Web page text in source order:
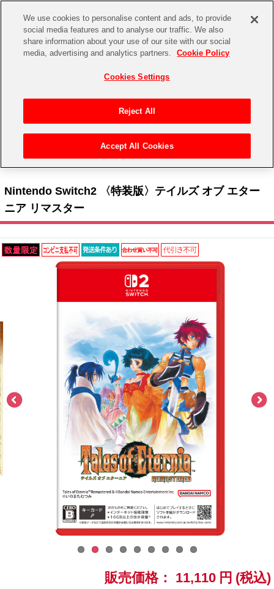
CHANNEL STORE EVENT
ゲーム
ASOBI STAGE
プレミアム会員とは
アイドルマスターシリーズ
アイドルマスター
アイドルマスター SideM
アイドルマスター シャイニーカラーズ
学園アイドルマスター
プロジェクトアイマス ヴイアライヴ
テイルズ オブ シリーズ
太鼓の達人
ナムコクラシック
スサノオマジック
ガンダムシリーズ
イベントグッズ
トイ・ホビー
テイルズ オブ シリーズ > Nintendo Switch2 〈特装版〉テイルズ オ
Nintendo Switch2 〈特装版〉テイルズ オブ エター
ニア リマスター
販売価格： 11,110 円 (税込)
We use cookies to personalise content and ads, to provide
social media features and to analyse our traffic. We also
share information about your use of our site with our social
media, advertising and analytics partners.
Cookie Policy
Cookies Settings
Reject All
Accept All Cookies